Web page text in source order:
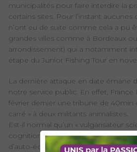
municipalités pour faire interdire la
certains sites. Pour l’instant
n’ont eu de suite comme cela a pu
grandes villes comme à Bordeaux
arrondissement) qui a notamment
étape du Junior Fishing Tour en
La dernière attaque en date émane
notre service public. En effet, France
février dernier une tribune de 40min
carré » à deux militants animalistes.
Est-il normal qu’un « vulgarisateur
cognition animale », en réalité un
d’auto-école, antispéciste et militant